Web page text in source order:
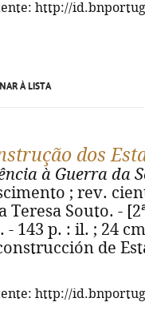
http://
À LISTA
dos
à Guerra da
; rev.
Teresa Souto. -
- 143 p. : il. ; 24
de
http://